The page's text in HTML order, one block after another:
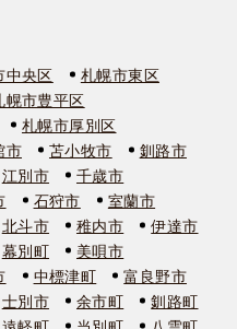
中央区
札幌市東区
幌市豊平区
札幌市厚別区
市 苫小牧市
釧路市
江別市
千歳市
石狩市
室蘭市
北斗市 稚内市
伊達市
幕別町
美唄市
中標津町
富良野市
士別市 余市町
釧路町